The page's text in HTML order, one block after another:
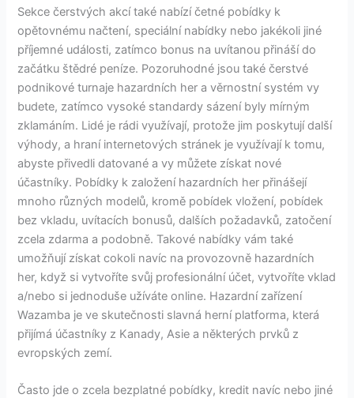
Sekce čerstvých akcí také nabízí četné pobídky k
opětovnému načtení, speciální nabídky nebo jakékoli jiné
příjemné události, zatímco bonus na uvítanou přináší do
začátku štědré peníze. Pozoruhodné jsou také čerstvé
podnikové turnaje hazardních her a věrnostní systém vy
budete, zatímco vysoké standardy sázení byly mírným
zklamáním. Lidé je rádi využívají, protože jim poskytují další
výhody, a hraní internetových stránek je využívají k tomu,
abyste přivedli datované a vy můžete získat nové
účastníky. Pobídky k založení hazardních her přinášejí
mnoho různých modelů, kromě pobídek vložení, pobídek
bez vkladu, uvítacích bonusů, dalších požadavků, zatočení
zcela zdarma a podobně. Takové nabídky vám také
umožňují získat cokoli navíc na provozovně hazardních
her, když si vytvoříte svůj profesionální účet, vytvoříte vklad
a/nebo si jednoduše užíváte online. Hazardní zařízení
Wazamba je ve skutečnosti slavná herní platforma, která
přijímá účastníky z Kanady, Asie a některých prvků z
evropských zemí.
Často jde o zcela bezplatné pobídky, kredit navíc nebo jiné